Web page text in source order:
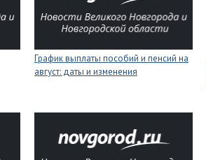
График выплаты пособий и пенсий на
август: даты и изменения